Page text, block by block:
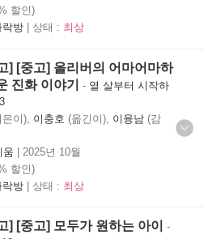
할인)
락방 | 상태 : 최상
] [중고] 올리버의 어마어마하
진화 이야기
- 열 살부터 시작하
은이), 이충호 (옮긴이), 이융남 (감
움 | 2025년 10월
할인)
락방 | 상태 : 최상
] [중고] 모두가 원하는 아이
-